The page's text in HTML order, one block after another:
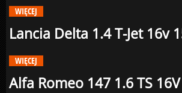
WIĘCEJ
Lancia Delta 1.4 T-Jet 16v
WIĘCEJ
Alfa Romeo 147 1.6 TS